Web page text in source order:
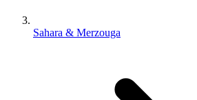
Sahara & Merzouga